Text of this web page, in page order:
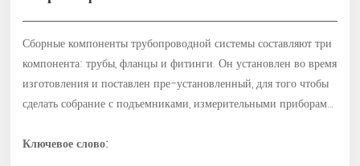
Сборные компоненты трубопроводной системы составляют три
компонента: трубы, фланцы и фитинги. Он установлен во время
изготовления и поставлен пре-установленный, для того чтобы
сделать собрание с подъемниками, измерительными приборами,
Ключевое слово: